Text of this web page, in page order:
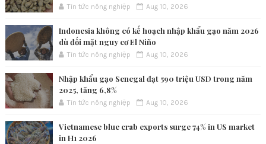
Tin tức nông nghiệp Aug 10, 2026
Indonesia không có kế hoạch nhập khẩu gạo năm 2026
dù đối mặt nguy cơ El Niño
Tin tức nông nghiệp Aug 10, 2026
Nhập khẩu gạo Senegal đạt 590 triệu USD trong năm
2025, tăng 6,8%
Tin tức nông nghiệp Aug 10, 2026
Vietnamese blue crab exports surge 74% in US market
in H1 2026